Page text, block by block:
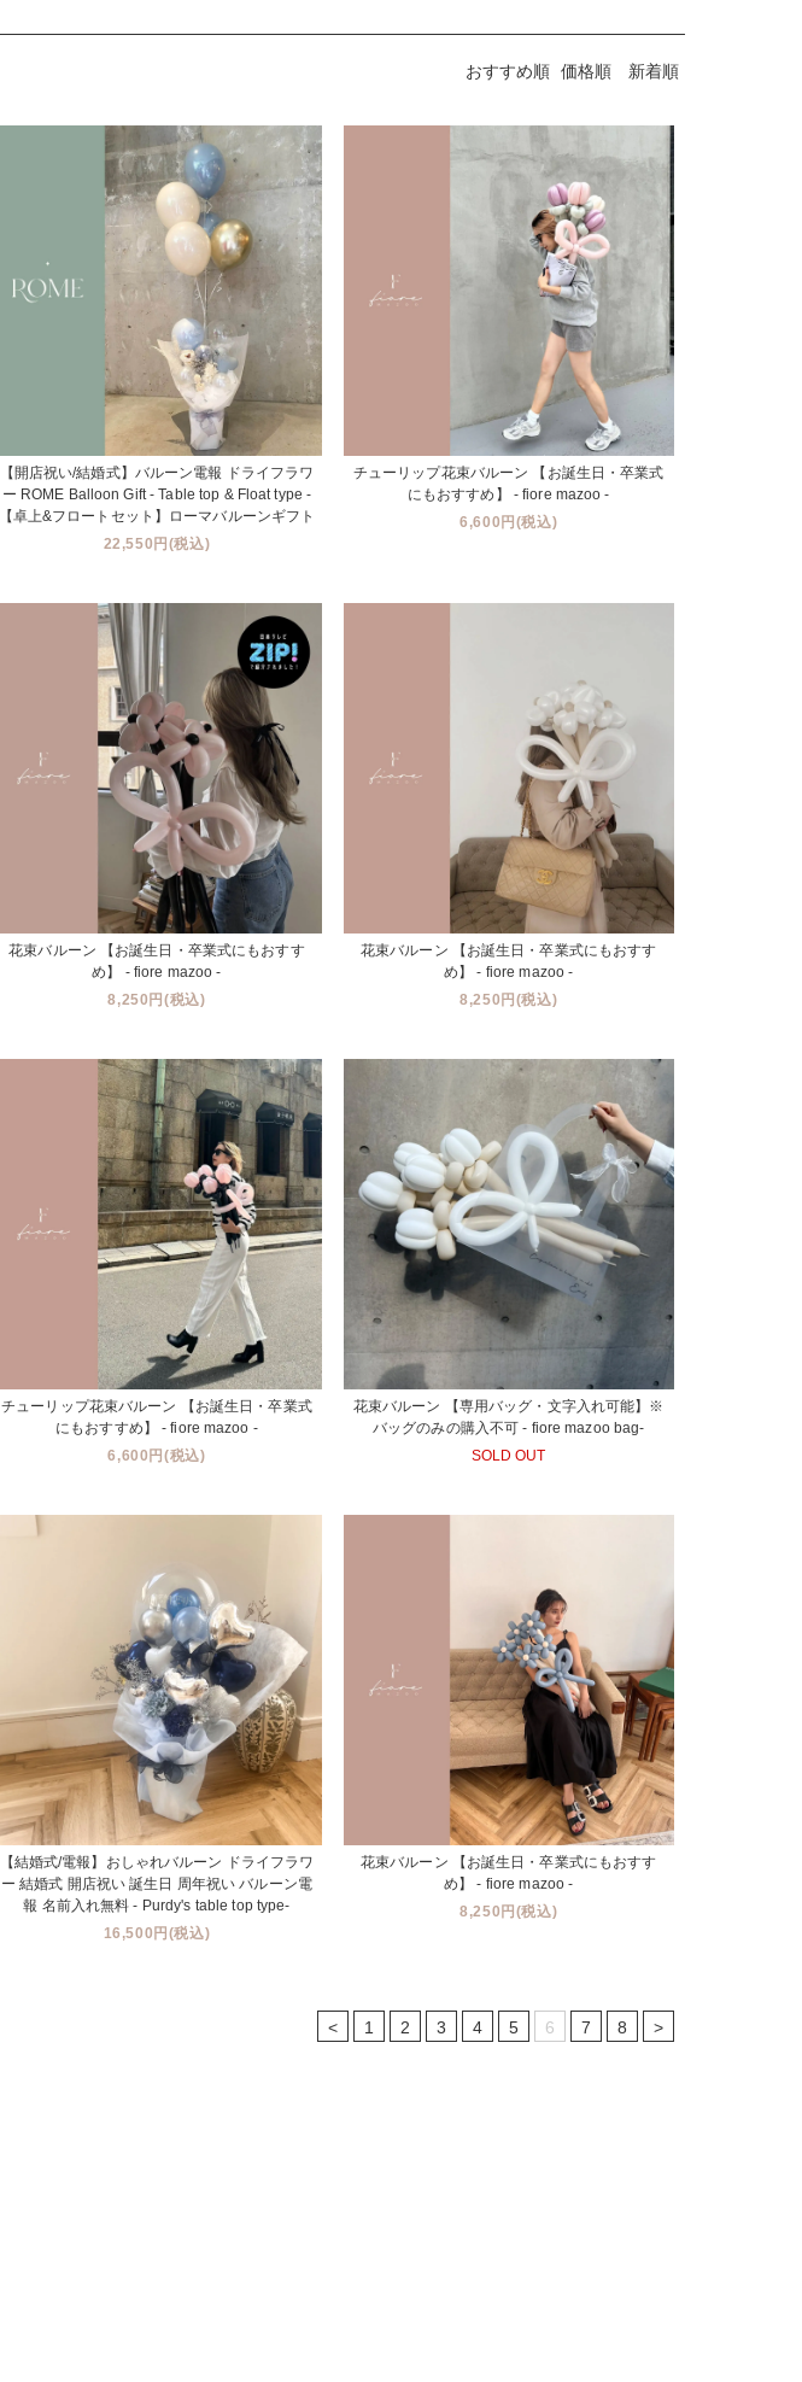
おすすめ順 価格順 新着順
【開店祝い/結婚式】バルーン電報 ドライフラワ
ー ROME Balloon Gift - Table top & Float type -
【卓上&フロートセット】ローマバルーンギフト
22,550円(税込)
チューリップ花束バルーン 【お誕生日・卒業式
にもおすすめ】 - fiore mazoo -
6,600円(税込)
花束バルーン 【お誕生日・卒業式にもおすす
め】 - fiore mazoo -
8,250円(税込)
花束バルーン 【お誕生日・卒業式にもおすす
め】 - fiore mazoo -
8,250円(税込)
チューリップ花束バルーン 【お誕生日・卒業式
にもおすすめ】 - fiore mazoo -
6,600円(税込)
花束バルーン 【専用バッグ・文字入れ可能】※
バッグのみの購入不可 - fiore mazoo bag-
SOLD OUT
【結婚式/電報】おしゃれバルーン ドライフラワ
ー 結婚式 開店祝い 誕生日 周年祝い バルーン電
報 名前入れ無料 - Purdy's table top type-
16,500円(税込)
花束バルーン 【お誕生日・卒業式にもおすす
め】 - fiore mazoo -
8,250円(税込)
< 1 2 3 4 5 6 7 8 >